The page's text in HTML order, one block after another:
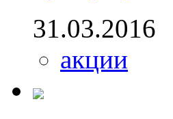
31.03.2016
акции